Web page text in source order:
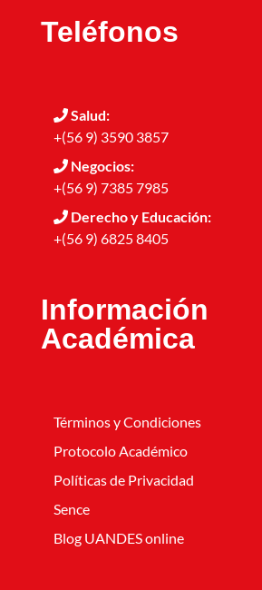
Teléfonos
Salud:
+(56 9) 3590 3857
Negocios:
+(56 9) 7385 7985
Derecho y Educación:
+(56 9) 6825 8405
Información
Académica
Términos y Condiciones
Protocolo Académico
Políticas de Privacidad
Sence
Blog UANDES online